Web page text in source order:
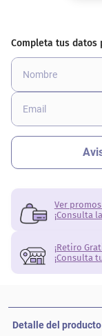
Ver
¡Consulta
¡Retiro
¡Consulta
Detalle del producto